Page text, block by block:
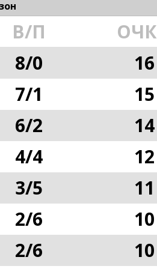
В/П
8/0
16
7/1
15
6/2
14
4/4
12
3/5
11
2/6
10
2/6
10